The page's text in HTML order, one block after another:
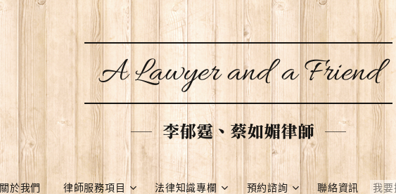
A Lawyer and a Friend
李郁霆、蔡如媚律師
關於我們 律師服務項目 法律知識專欄 預約諮詢 聯絡資訊